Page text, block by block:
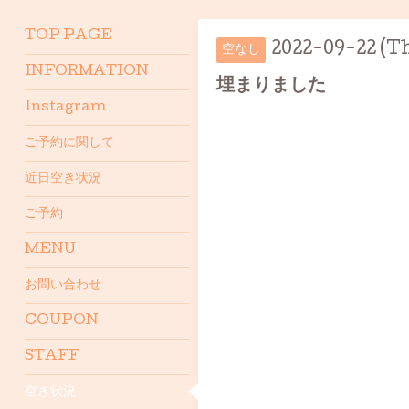
空なし 2022-09-22
埋まりました
TOP PAGE
INFORMATION
Instagram
ご予約に関して
近日空き状況
ご予約
MENU
お問い合わせ
COUPON
STAFF
空き状況